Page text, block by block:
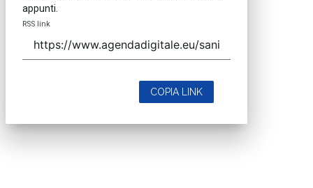
appunti.
RSS link
COPIA LINK